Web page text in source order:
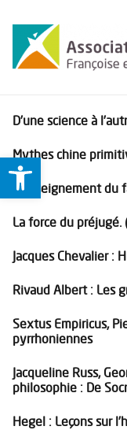
Ouvrir la barre d’outils
D’une science à
Mythes chine
L’enseignement du
La force du
Jacques Chevalier :
Rivaud Albert : Les
Sextus Empiricus,
pyrrhoniennes
Jacqueline Russ,
philosophie : De
Hegel : Leçons sur